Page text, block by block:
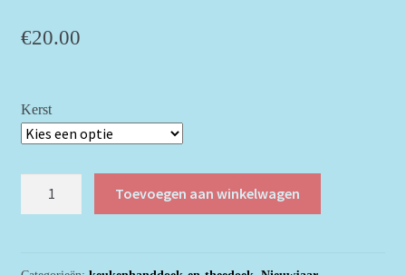
€20.00
Kerst
Toevoegen aan winkelwagen